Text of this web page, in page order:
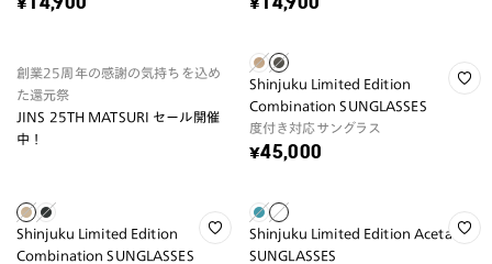
¥14,900 ¥14,900
創業25周年の感謝の気持ちを込め
た還元祭
JINS 25TH MATSURI セール開催
中！
Shinjuku Limited Edition
Combination SUNGLASSES
度付き対応サングラス
¥45,000
Shinjuku Limited Edition
Combination SUNGLASSES
Shinjuku Limited Edition Acetate
SUNGLASSES